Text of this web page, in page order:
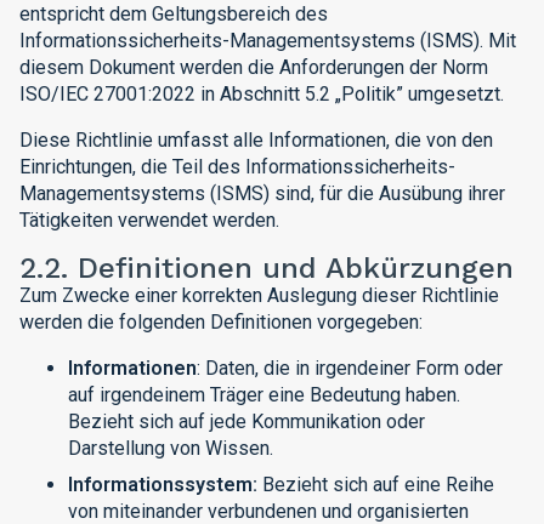
entspricht dem Geltungsbereich des
Informationssicherheits-Managementsystems (ISMS). Mit
diesem Dokument werden die Anforderungen der Norm
ISO/IEC 27001:2022 in Abschnitt 5.2 „Politik” umgesetzt.
Diese Richtlinie umfasst alle Informationen, die von den
Einrichtungen, die Teil des Informationssicherheits-
Managementsystems (ISMS) sind, für die Ausübung ihrer
Tätigkeiten verwendet werden.
2.2. Definitionen und Abkürzungen
Zum Zwecke einer korrekten Auslegung dieser Richtlinie
werden die folgenden Definitionen vorgegeben:
Informationen: Daten, die in irgendeiner Form oder
auf irgendeinem Träger eine Bedeutung haben.
Bezieht sich auf jede Kommunikation oder
Darstellung von Wissen.
Informationssystem: Bezieht sich auf eine Reihe
von miteinander verbundenen und organisierten